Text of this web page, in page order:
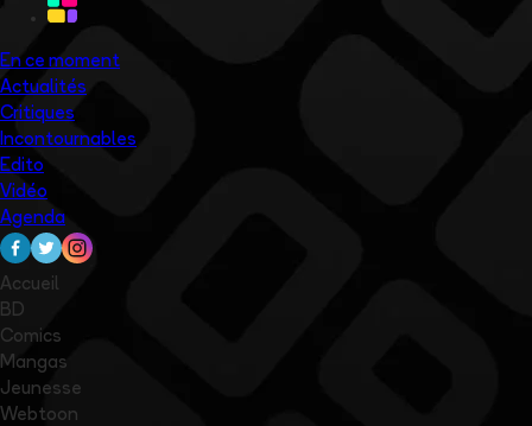
En ce moment
Actualités
Critiques
Incontournables
Edito
Vidéo
Agenda
Accueil
BD
Comics
Mangas
Jeunesse
Webtoon